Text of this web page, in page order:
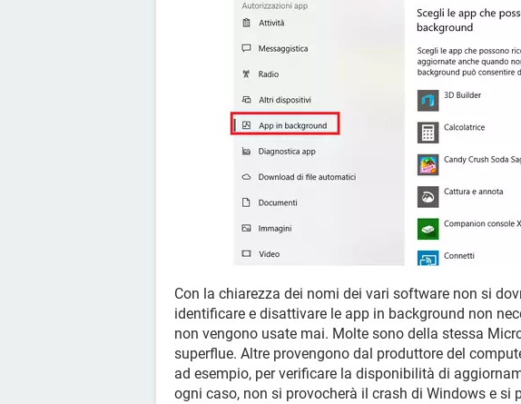
Con la chiarezza dei nomi dei vari software non si
identificare e disattivare le app in background non
non vengono usate mai. Molte sono della stessa
superflue. Altre provengono dal produttore del
ad esempio, per verificare la disponibilità di
ogni caso, non si provocherà il crash di Windows e si